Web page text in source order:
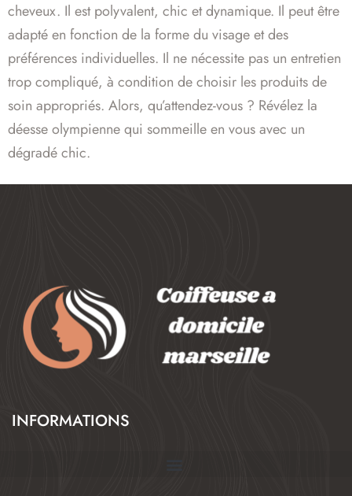
cheveux. Il est polyvalent, chic et dynamique. Il peut être
adapté en fonction de la forme du visage et des
préférences individuelles. Il ne nécessite pas un entretien
trop compliqué, à condition de choisir les produits de
soin appropriés. Alors, qu’attendez-vous ? Révélez la
déesse olympienne qui sommeille en vous avec un
dégradé chic.
INFORMATIONS